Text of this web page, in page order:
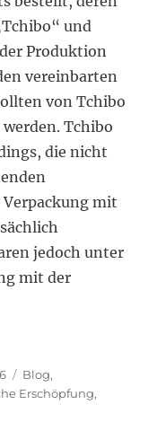
und
Produktion
vereinbarten
von Tchibo
Tchibo
die nicht
mit
jedoch unter
mit der
wenn
Kategorien
Blog,
Erschöpfung,